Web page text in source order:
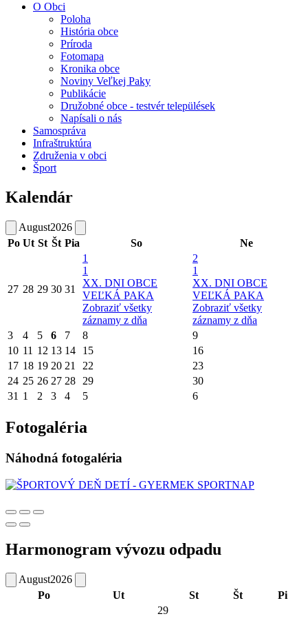
O Obci
Poloha
História obce
Príroda
Fotomapa
Kronika obce
Noviny Veľkej Paky
Publikácie
Družobné obce - testvér települések
Napísali o nás
Samospráva
Infraštruktúra
Združenia v obci
Šport
Kalendár
August2026
Po Ut St Št Pia So Ne
27 28 29 30 31
1
1
XX. DNI OBCE
VEĽKÁ PAKA
Zobraziť všetky
záznamy z dňa
2
1
XX. DNI OBCE
VEĽKÁ PAKA
Zobraziť všetky
záznamy z dňa
3
4 5 6 7 8
9
10 11 12 13 14 15
16
17 18 19 20 21 22
23
24 25 26 27 28 29
30
31 1 2 3 4 5 6
Fotogaléria
Náhodná fotogaléria
Harmonogram vývozu odpadu
August2026
Po
Ut St Št
Pi
29